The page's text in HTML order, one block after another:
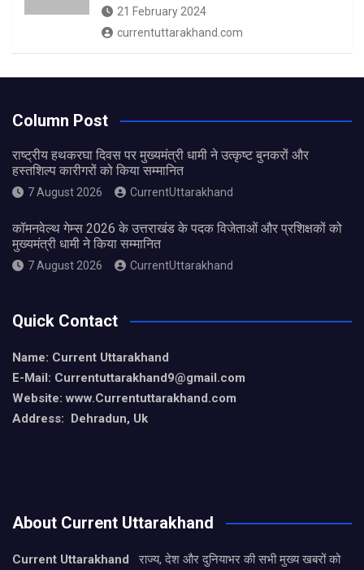
21 February 2024
currentuttarakhand.com
Column Post
राष्ट्रीय हथकरघा दिवस पर मुख्यमंत्री धामी ने उत्कृष्ट बुनकरों और
हस्तशिल्प कारीगरों को किया सम्मानित
7 August 2026 CurrentUttarakhand
कॉमनवेल्थ गेम्स 2026 के उत्तराखंड के पदक विजेताओं और प्रशिक्षकों को
मुख्यमंत्री धामी ने किया सम्मानित
7 August 2026 CurrentUttarakhand
Quick Contact
Name: Current Uttarakhand
E-Mail: Currentuttarakhand9@gmail.com
Website: www.Currentuttarakhand.com
Address: Dehradun, Uk
About Current Uttarakhand
Current Uttarakhand
राज्य, देश और दुनियाभर की सभी मुख्य खबरों को